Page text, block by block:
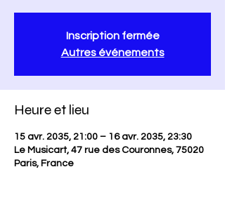
Inscription fermée
Autres événements
Heure et lieu
15 avr. 2035, 21:00 – 16 avr. 2035, 23:30
Le Musicart, 47 rue des Couronnes, 75020
Paris, France